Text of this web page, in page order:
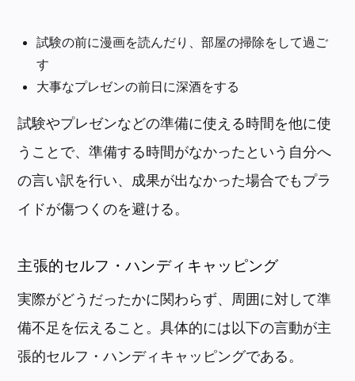
試験の前に漫画を読んだり、部屋の掃除をして過ご
す
大事なプレゼンの前日に深酒をする
試験やプレゼンなどの準備に使える時間を他に使
うことで、準備する時間がなかったという自分へ
の言い訳を行い、成果が出なかった場合でもプラ
イドが傷つくのを避ける。
主張的セルフ・ハンディキャッピング
実際がどうだったかに関わらず、周囲に対して準
備不足を伝えること。具体的には以下の言動が主
張的セルフ・ハンディキャッピングである。